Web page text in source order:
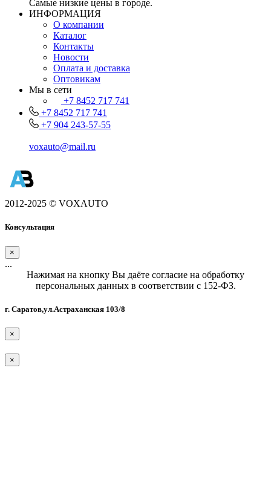
Самые низкие цены в городе.
ИНФОРМАЦИЯ
О компании
Каталог
Контакты
Новости
Оплата и доставка
Оптовикам
Мы в сети
+7 8452 717 741
+7 8452 717 741
+7 904 243-57-55
voxauto@mail.ru
2012-2025 © VOXAUTO
Консультация
×
...
Нажимая на кнопку Вы даёте согласие на обработку
персональных данных в соответствии с 152-ФЗ.
г. Саратов,ул.Астраханская 103/8
×
×